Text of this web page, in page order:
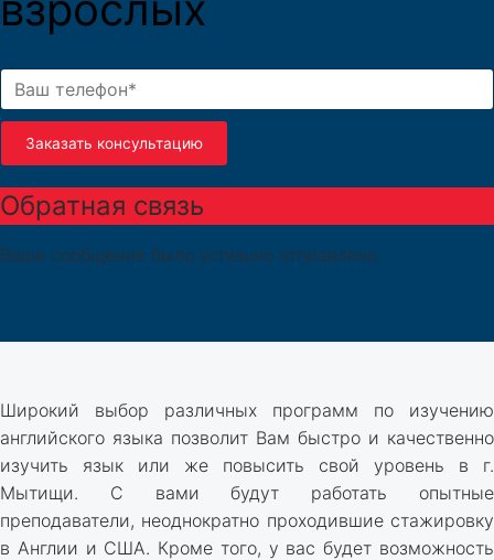
Заказать консультацию
Обратная связь
Ваше сообщение было успешно отправлено
Широкий выбор различных программ по изучению
английского языка позволит Вам быстро и качественно
изучить язык или же повысить свой уровень в г.
Мытищи. С вами будут работать опытные
преподаватели, неоднократно проходившие стажировку
в Англии и США. Кроме того, у вас будет возможность